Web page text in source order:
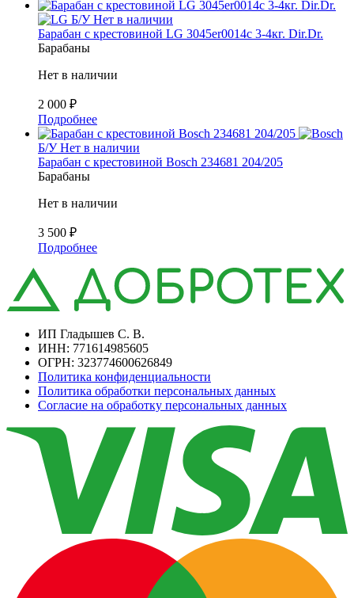
Б/У Нет в наличии
Барабан с крестовиной LG 3045er0014c 3-4кг. Dir.Dr.
Барабаны
Нет в наличии
2 000 ₽
Подробнее
Б/У Нет в наличии
Барабан с крестовиной Bosch 234681 204/205
Барабаны
Нет в наличии
3 500 ₽
Подробнее
ИП Гладышев С. В.
ИНН: 771614985605
ОГРН: 323774600626849
Политика конфиденциальности
Политика обработки персональных данных
Согласие на обработку персональных данных